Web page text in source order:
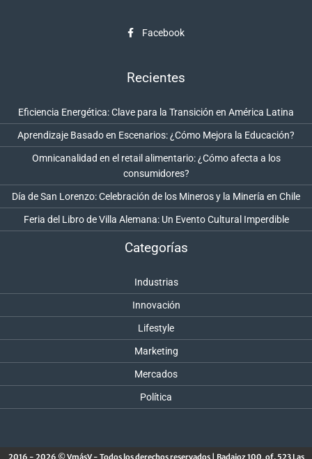
Facebook
Recientes
Eficiencia Energética: Clave para la Transición en América Latina
Aprendizaje Basado en Escenarios: ¿Cómo Mejora la Educación?
Omnicanalidad en el retail alimentario: ¿Cómo afecta a los
consumidores?
Día de San Lorenzo: Celebración de los Mineros y la Minería en Chile
Feria del Libro de Villa Alemana: Un Evento Cultural Imperdible
Categorías
Industrias
Innovación
Lifestyle
Marketing
Mercados
Política